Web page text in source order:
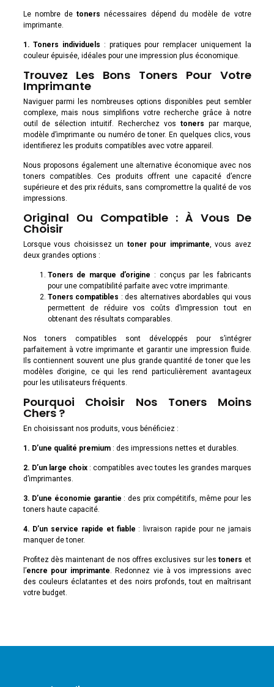
Le nombre detoners nécessaires dépend du modèle de votre
imprimante.
1. Toners individuels : pratiques pour remplacer uniquement la
couleur épuisée, idéales pour une impression plus économique.
Trouvez Les Bons Toners Pour Votre
Imprimante
Naviguer parmi les nombreuses options disponibles peut sembler
complexe, mais nous simplifions votre recherche grâce à notre
outil de sélection intuitif. Recherchez vos toners par marque,
modèle d’imprimante ou numéro de toner. En quelques clics, vous
identifierez les produits compatibles avec votre appareil.
Nous proposons également une alternative économique avec nos
toners compatibles. Ces produits offrent une capacité d’encre
supérieure et des prix réduits, sans compromettre la qualité de vos
impressions.
Original Ou Compatible : À Vous De
Choisir
Lorsque vous choisissez un toner pour imprimante, vous avez
deux grandes options :
Toners de marque d’origine : conçus par les fabricants
pour une compatibilité parfaite avec votre imprimante.
Toners compatibles : des alternatives abordables qui vous
permettent de réduire vos coûts d’impression tout en
obtenant des résultats comparables.
Nos toners compatibles sont développés pour s’intégrer
parfaitement à votre imprimante et garantir une impression fluide.
Ils contiennent souvent une plus grande quantité de toner que les
modèles d’origine, ce qui les rend particulièrement avantageux
pour les utilisateurs fréquents.
Pourquoi Choisir Nos Toners Moins
Chers ?
En choisissant nos produits, vous bénéficiez :
1. D’une qualité premium: des impressions nettes et durables.
2. D’un large choix: compatibles avec toutes les grandes marques
d’imprimantes.
3. D’une économie garantie : des prix compétitifs, même pour les
toners haute capacité.
4. D’un service rapide et fiable : livraison rapide pour ne jamais
manquer de toner.
Profitez dès maintenant de nos offres exclusives sur lestoners et
l’encre pour imprimante. Redonnez vie à vos impressions avec
des couleurs éclatantes et des noirs profonds, tout en maîtrisant
votre budget.